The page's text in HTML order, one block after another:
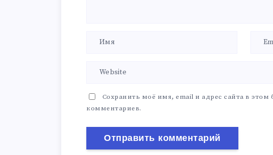
Сохранить моё имя, email и адрес сайта в
комментариев.